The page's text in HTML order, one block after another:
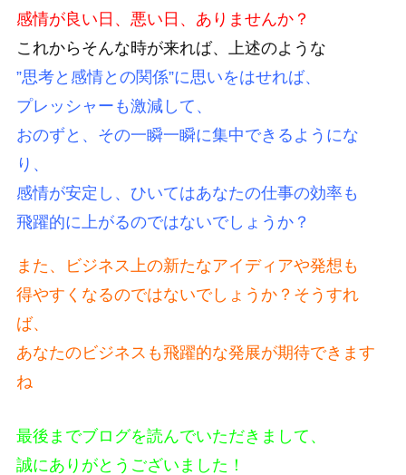
感情が良い日、悪い日、ありませんか？
これからそんな時が来れば、上述のような
”思考と感情との関係”に思いをはせれば、
プレッシャーも激減して、
おのずと、その一瞬一瞬に集中できるようにな
り、
感情が安定し、ひいてはあなたの仕事の効率も
飛躍的に上がるのではないでしょうか？
また、ビジネス上の新たなアイディアや発想も
得やすくなるのではないでしょうか？そうすれ
ば、
あなたのビジネスも飛躍的な発展が期待できます
ね
最後までブログを読んでいただきまして、
誠にありがとうございました！